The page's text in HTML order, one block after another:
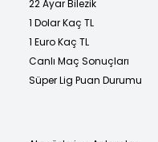
22 Ayar Bilezik
1 Dolar Kaç TL
1 Euro Kaç TL
Canlı Maç Sonuçları
Süper Lig Puan Durumu